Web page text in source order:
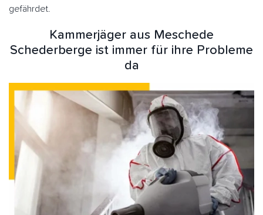
gefährdet.
Kammerjäger aus Meschede
Schederberge ist immer für ihre Probleme
da